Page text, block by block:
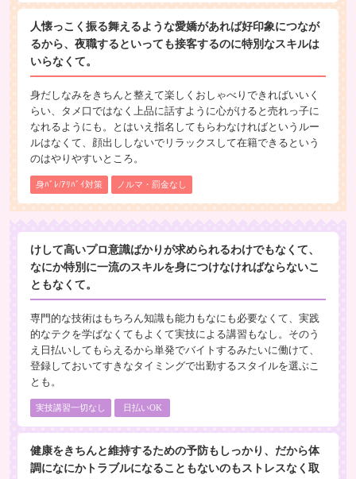
人懐っこく振る舞えるような愛嬌があれば好印象につなが
るから、夜職するといっても接客するのに特別なスキルは
いらなくて。
身だしなみをきちんと整えて楽しくおしゃべりできればいいく
らい、タメ口ではなく上品に話すように心がけると売れっ子に
なれるようにも。とはいえ指名してもらわなければというルー
ルはなくて、顔出ししないでリラックスして在籍できるという
のはやりやすいところ。
身ﾊﾞﾚ/ｱﾘﾊﾞｲ対策 ノルマ・罰金なし
けして高いプロ意識ばかりが求められるわけでもなくて、
なにか特別に一流のスキルを身につけなければならないこ
ともなくて。
専門的な技術はもちろん知識も能力もなにも必要なくて、実践
的なテクを学ばなくてもよくて実技による講習もなし。そのう
え日払いしてもらえるから単発でバイトするみたいに働けて、
登録しておいてすきなタイミングで出勤するスタイルを選ぶこ
とも。
実技講習一切なし 日払いOK
健康をきちんと維持するための予防もしっかり、だから体
調になにかトラブルになることもないのもストレスなく取